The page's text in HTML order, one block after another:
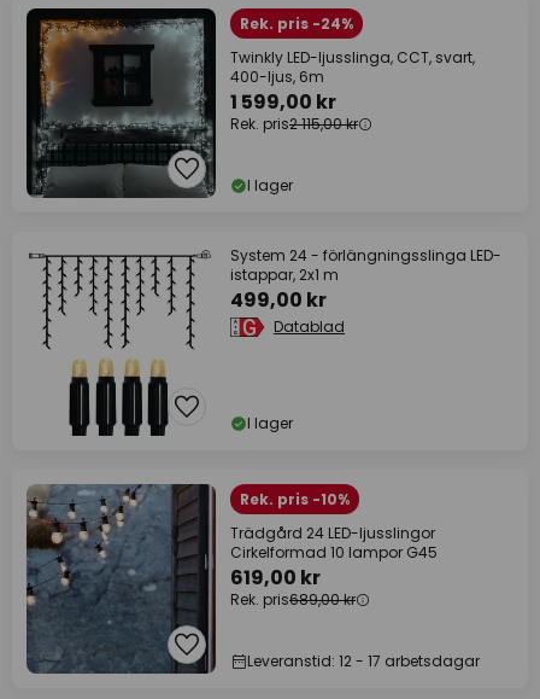
Rek. pris -24%
Twinkly LED-ljusslinga, CCT, svart,
400-ljus, 6m
1 599,00 kr
Rek. pris2 115,00 kr
I lager
System 24 - förlängningsslinga LED-
istappar, 2x1 m
499,00 kr
Datablad
I lager
Rek. pris -10%
Trädgård 24 LED-ljusslingor
Cirkelformad 10 lampor G45
619,00 kr
Rek. pris689,00 kr
Leveranstid: 12 - 17 arbetsdagar